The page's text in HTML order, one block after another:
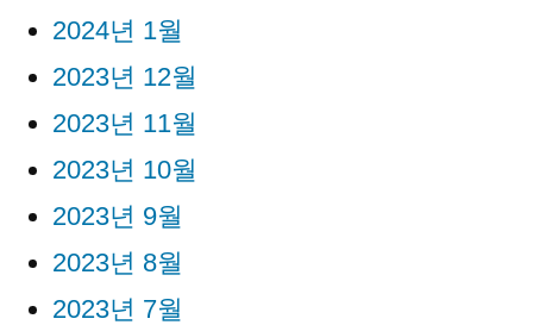
2024년 1월
2023년 12월
2023년 11월
2023년 10월
2023년 9월
2023년 8월
2023년 7월